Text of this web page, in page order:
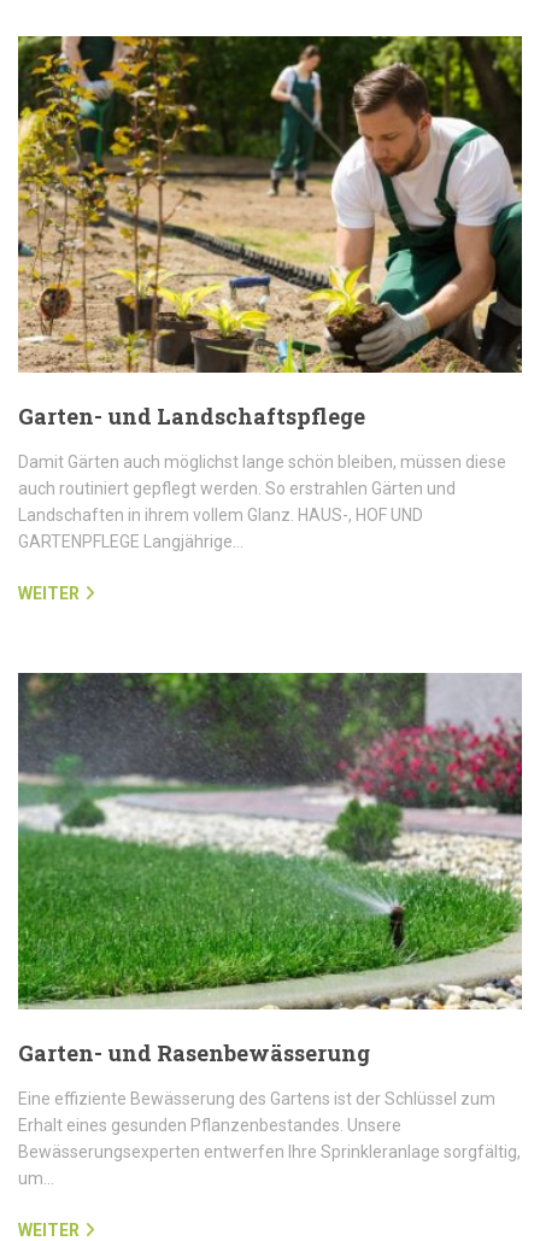
Garten- und Landschaftspflege
Damit Gärten auch möglichst lange schön bleiben, müssen diese
auch routiniert gepflegt werden. So erstrahlen Gärten und
Landschaften in ihrem vollem Glanz. HAUS-, HOF UND
GARTENPFLEGE Langjährige…
WEITER
Garten- und Rasenbewässerung
Eine effiziente Bewässerung des Gartens ist der Schlüssel zum
Erhalt eines gesunden Pflanzenbestandes. Unsere
Bewässerungsexperten entwerfen Ihre Sprinkleranlage sorgfältig,
um…
WEITER